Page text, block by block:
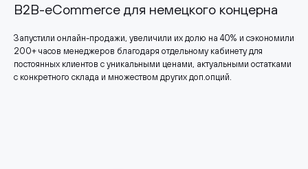
B2B-eCommerce для немецкого концерна
Запустили онлайн-продажи, увеличили их долю на 40% и сэкономили
200+ часов менеджеров благодаря отдельному кабинету для
постоянных клиентов с уникальными ценами, актуальными остатками
с конкретного склада и множеством других доп.опций.